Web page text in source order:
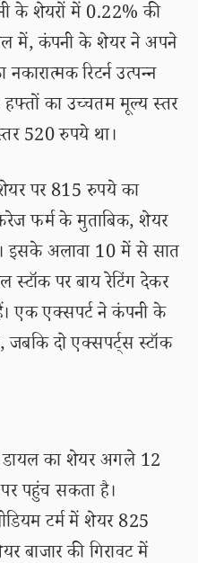
के शेयरों में 0.22% की
में, कंपनी के शेयर ने अपने
रिटर्न उत्पन्न
का उच्चतम मूल्य स्तर
520 रुपये था।
पर 815 रुपये का
फर्म के मुताबिक, शेयर
इसके अलावा 10 में से सात
स्टॉक पर बाय रेटिंग देकर
एक एक्सपर्ट ने कंपनी के
दो एक्सपर्ट्स स्टॉक
डायल का शेयर अगले 12
पहुंच सकता है।
टर्म में शेयर 825
की गिरावट में